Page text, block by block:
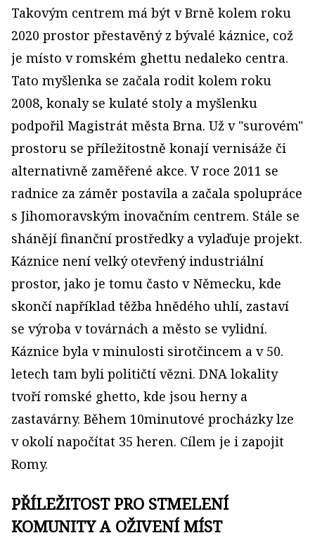
Takovým centrem má být v Brně kolem roku
2020 prostor přestavěný z bývalé káznice, což
je místo v romském ghettu nedaleko centra.
Tato myšlenka se začala rodit kolem roku
2008, konaly se kulaté stoly a myšlenku
podpořil Magistrát města Brna. Už v "surovém"
prostoru se příležitostně konají vernisáže či
alternativně zaměřené akce. V roce 2011 se
radnice za záměr postavila a začala spolupráce
s Jihomoravským inovačním centrem. Stále se
shánějí finanční prostředky a vylaďuje projekt.
Káznice není velký otevřený industriální
prostor, jako je tomu často v Německu, kde
skončí například těžba hnědého uhlí, zastaví
se výroba v továrnách a město se vylidní.
Káznice byla v minulosti sirotčincem a v 50.
letech tam byli političtí vězni. DNA lokality
tvoří romské ghetto, kde jsou herny a
zastavárny. Během 10minutové procházky lze
v okolí napočítat 35 heren. Cílem je i zapojit
Romy.
PŘÍLEŽITOST PRO STMELENÍ
KOMUNITY A OŽIVENÍ MÍST